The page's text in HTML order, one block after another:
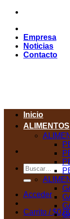
Saltar
contenido
Empresa
Noticias
Contacto
Buscar
por:
Acceder
Carrito /$
Inicio
ALIMENTOS